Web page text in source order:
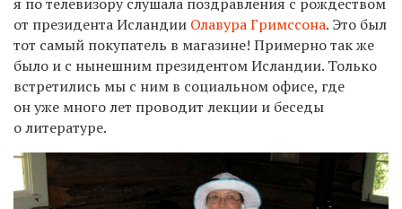
от президента Исландии Олавура Гримссона. Это был
тот самый покупатель в магазине! Примерно так же
было и с нынешним президентом Исландии. Только
встретились мы с ним в социальном офисе, где
он уже много лет проводит лекции и беседы
о литературе.